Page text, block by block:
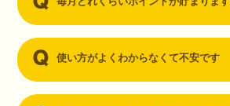
使い方がよくわからなくて不安です